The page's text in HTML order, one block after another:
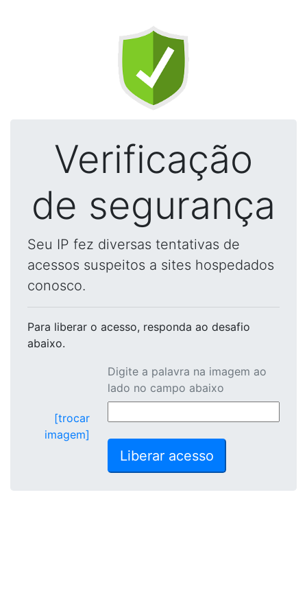
Verificação
de segurança
Seu IP fez diversas tentativas de
acessos suspeitos a sites hospedados
conosco.
Para liberar o acesso, responda ao desafio
abaixo.
[trocar
imagem]
Digite a palavra na imagem ao
lado no campo abaixo